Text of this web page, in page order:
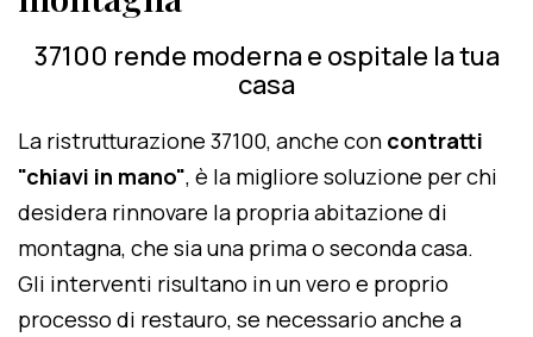
37100 rende moderna e ospitale la tua
casa
La ristrutturazione 37100, anche con contratti
"chiavi in mano", è la migliore soluzione per chi
desidera rinnovare la propria abitazione di
montagna, che sia una prima o seconda casa.
Gli interventi risultano in un vero e proprio
processo di restauro, se necessario anche a